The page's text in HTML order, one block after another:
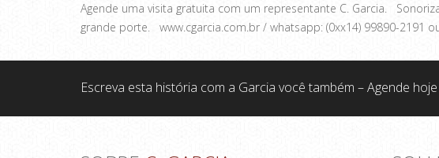
Agende uma visita gratuita com um representante C. Garcia.
grande porte. www.cgarcia.com.br / whatsapp: (0xx14) 99890-2191
Escreva esta história com a Garcia você também – Agende